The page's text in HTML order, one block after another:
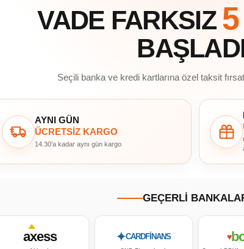
VADE FARKSIZ
Seçili banka ve kredi kartlarına özel taksit
AYNI GÜN
ÜCRETSİZ KARGO
14.30’a kadar aynı gün kargo
GEÇERLİ
axess ✦CARDFİNANS ♥